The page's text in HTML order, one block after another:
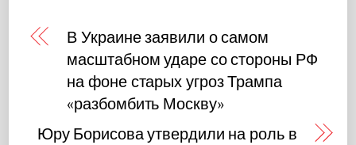
В Украине заявили о самом
масштабном ударе со стороны РФ
на фоне старых угроз Трампа
«разбомбить Москву»
Юру Борисова утвердили на роль в